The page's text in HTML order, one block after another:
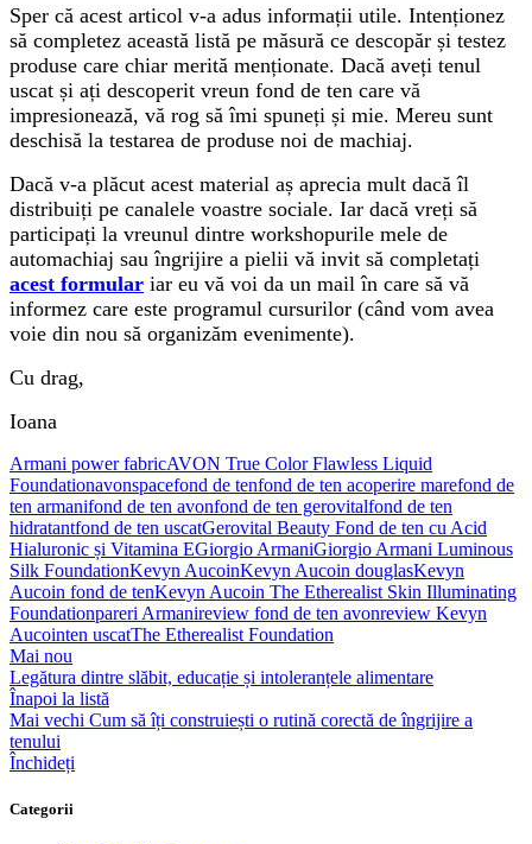
Sper că acest articol v-a adus informații utile. Intenționez
să completez această listă pe măsură ce descopăr și testez
produse care chiar merită menționate. Dacă aveți tenul
uscat și ați descoperit vreun fond de ten care vă
impresionează, vă rog să îmi spuneți și mie. Mereu sunt
deschisă la testarea de produse noi de machiaj.
Dacă v-a plăcut acest material aș aprecia mult dacă îl
distribuiți pe canalele voastre sociale. Iar dacă vreți să
participați la vreunul dintre workshopurile mele de
automachiaj sau îngrijire a pielii vă invit să completați
acest formular iar eu vă voi da un mail în care să vă
informez care este programul cursurilor (când vom avea
voie din nou să organizăm evenimente).
Cu drag,
Ioana
Armani power fabricAVON True Color Flawless Liquid
Foundationavonspacefond de tenfond de ten acoperire marefond de
ten armanifond de ten avonfond de ten gerovitalfond de ten
hidratantfond de ten uscatGerovital Beauty Fond de ten cu Acid
Hialuronic și Vitamina EGiorgio ArmaniGiorgio Armani Luminous
Silk FoundationKevyn AucoinKevyn Aucoin douglasKevyn
Aucoin fond de tenKevyn Aucoin The Etherealist Skin Illuminating
Foundationpareri Armanireview fond de ten avonreview Kevyn
Aucointen uscatThe Etherealist Foundation
Mai nou
Legătura dintre slăbit, educație și intoleranțele alimentare
Înapoi la listă
Mai vechi Cum să îți construiești o rutină corectă de îngrijire a
tenului
Închideți
Categorii